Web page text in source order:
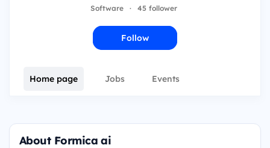
Software · 45 follower
Follow
Home page Jobs Events
About Formica ai